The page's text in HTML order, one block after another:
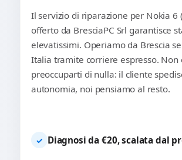
Il servizio di riparazione per Nokia 6
offerto da BresciaPC Srl garantisce
elevatissimi. Operiamo da Brescia
Italia tramite corriere espresso. Non
preoccuparti di nulla: il cliente
autonomia, noi pensiamo al resto.
✓ Diagnosi da €20, scalata dal